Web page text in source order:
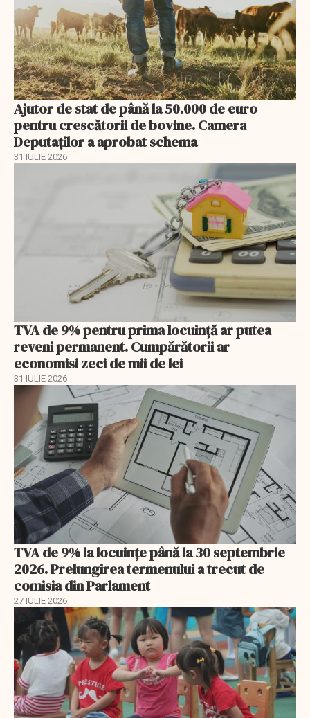
Ajutor de stat de până la 50.000 de euro
pentru crescătorii de bovine. Camera
Deputaților a aprobat schema
31 IULIE 2026
TVA de 9% pentru prima locuință ar putea
reveni permanent. Cumpărătorii ar
economisi zeci de mii de lei
31 IULIE 2026
TVA de 9% la locuințe până la 30 septembrie
2026. Prelungirea termenului a trecut de
comisia din Parlament
27 IULIE 2026